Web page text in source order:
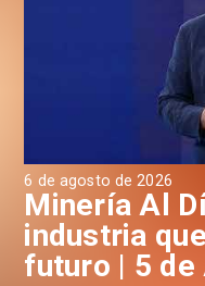
la
4 de agosto de
Minería
futuro |